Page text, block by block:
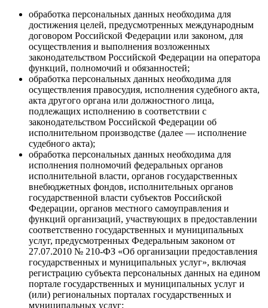
обработка персональных данных необходима для
достижения целей, предусмотренных международным
договором Российской Федерации или законом, для
осуществления и выполнения возложенных
законодательством Российской Федерации на оператора
функций, полномочий и обязанностей;
обработка персональных данных необходима для
осуществления правосудия, исполнения судебного акта,
акта другого органа или должностного лица,
подлежащих исполнению в соответствии с
законодательством Российской Федерации об
исполнительном производстве (далее — исполнение
судебного акта);
обработка персональных данных необходима для
исполнения полномочий федеральных органов
исполнительной власти, органов государственных
внебюджетных фондов, исполнительных органов
государственной власти субъектов Российской
Федерации, органов местного самоуправления и
функций организаций, участвующих в предоставлении
соответственно государственных и муниципальных
услуг, предусмотренных Федеральным законом от
27.07.2010 № 210-ФЗ «Об организации предоставления
государственных и муниципальных услуг», включая
регистрацию субъекта персональных данных на едином
портале государственных и муниципальных услуг и
(или) региональных порталах государственных и
муниципальных услуг;